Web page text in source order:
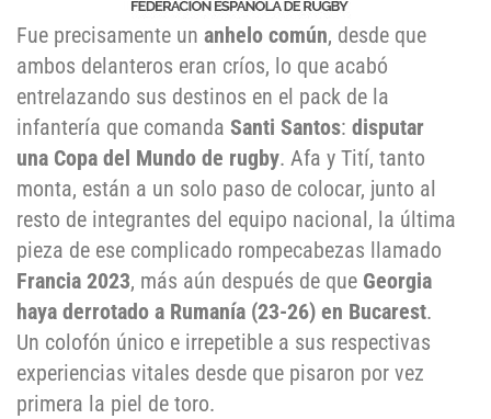
Fue precisamente un anhelo común, desde que
ambos delanteros eran críos, lo que acabó
entrelazando sus destinos en el pack de la
infantería que comanda Santi Santos: disputar
una Copa del Mundo de rugby. Afa y Tití, tanto
monta, están a un solo paso de colocar, junto al
resto de integrantes del equipo nacional, la última
pieza de ese complicado rompecabezas llamado
Francia 2023, más aún después de que Georgia
haya derrotado a Rumanía (23-26) en Bucarest.
Un colofón único e irrepetible a sus respectivas
experiencias vitales desde que pisaron por vez
primera la piel de toro.